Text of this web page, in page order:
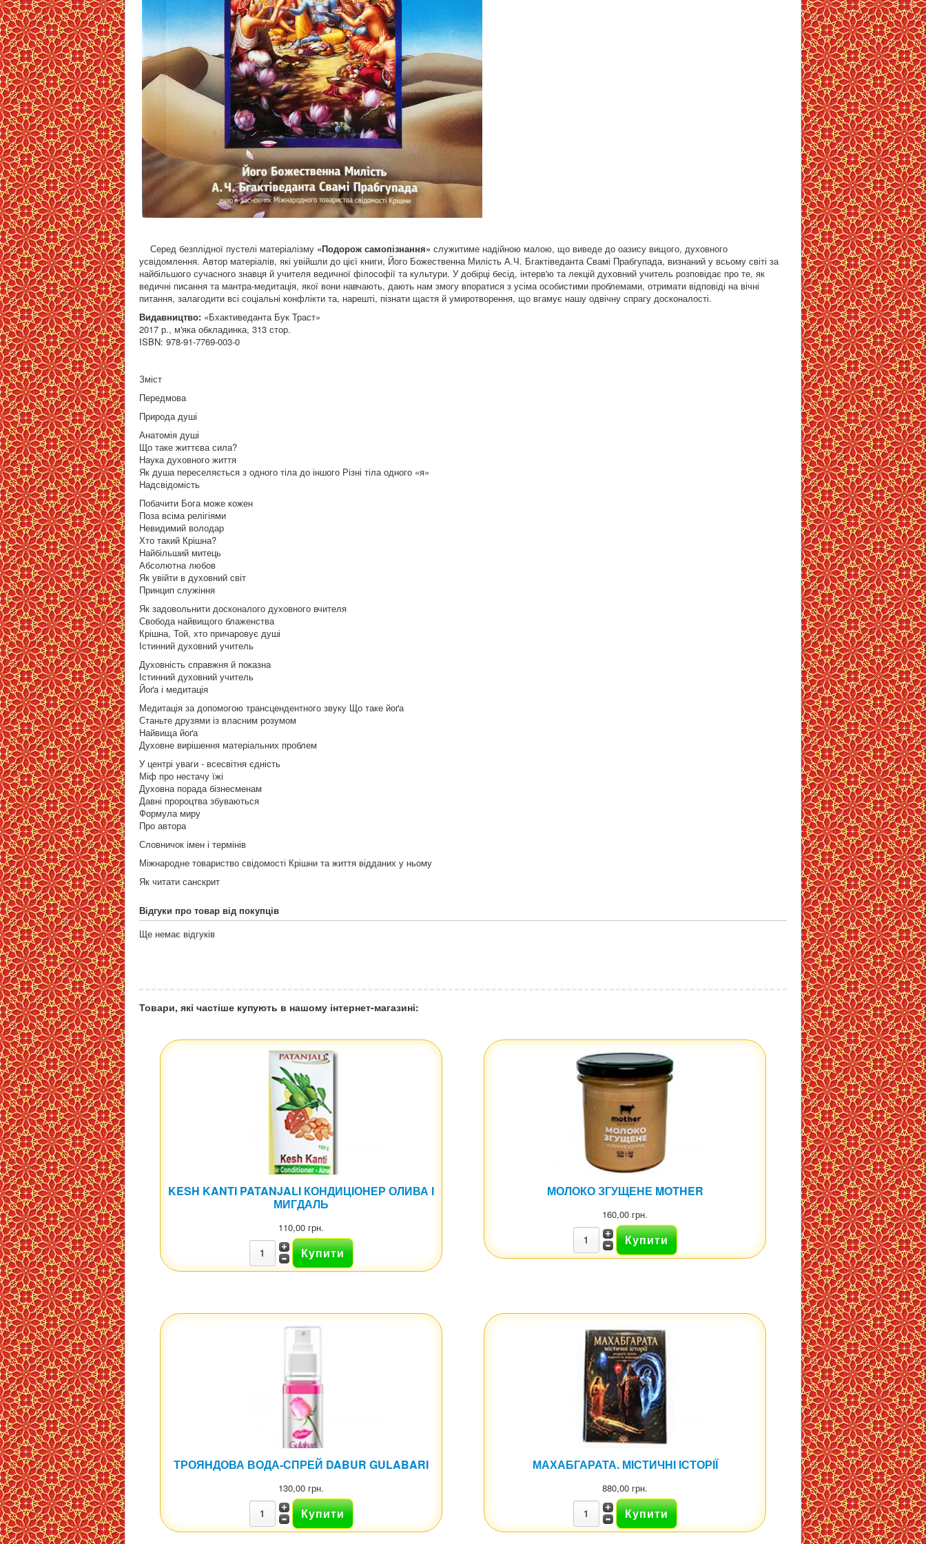
Серед безплідної пустелі матеріалізму «Подорож самопізнання» служитиме надійною малою, що виведе до оазису вищого, духовного
усвідомлення. Автор матеріалів, які увійшли до цієї книги, Його Божественна Милість А.Ч. Бгактіведанта Свамі Прабгупада, визнаний у всьому світі за
найбільшого сучасного знавця й учителя ведичної філософії та культури. У добірці бесід, інтерв'ю та лекцій духовний учитель розповідає про те, як
ведичні писання та мантра-медитація, якої вони навчають, дають нам змогу впоратися з усіма особистими проблемами, отримати відповіді на вічні
питання, залагодити всі соціальні конфлікти та, нарешті, пізнати щастя й умиротворення, що вгамує нашу одвічну спрагу досконалості.
Видавництво: «Бхактиведанта Бук Траст»
2017 р., м'яка обкладинка, 313 стор.
ISBN: 978-91-7769-003-0
Зміст
Передмова
Природа душі
Анатомія душі
Що таке життєва сила?
Наука духовного життя
Як душа переселяється з одного тіла до іншого Різні тіла одного «я»
Надсвідомість
Побачити Бога може кожен
Поза всіма релігіями
Невидимий володар
Хто такий Крішна?
Найбільший митець
Абсолютна любов
Як увійти в духовний світ
Принцип служіння
Як задовольнити досконалого духовного вчителя
Свобода найвищого блаженства
Крішна, Той, хто причаровує душі
Істинний духовний учитель
Духовність справжня й показна
Істинний духовний учитель
Йоґа і медитація
Медитація за допомогою трансцендентного звуку Що таке йоґа
Станьте друзями із власним розумом
Найвища йоґа
Духовне вирішення матеріальних проблем
У центрі уваги - всесвітня єдність
Міф про нестачу їжі
Духовна порада бізнесменам
Давні пророцтва збуваються
Формула миру
Про автора
Словничок імен і термінів
Міжнародне товариство свідомості Крішни та життя відданих у ньому
Як читати санскрит
Відгуки про товар від покупців
Ще немає відгуків
Товари, які частіше купують в нашому інтернет-магазині:
KESH KANTI PATANJALI КОНДИЦІОНЕР ОЛИВА І
МИГДАЛЬ
110,00 грн.
МОЛОКО ЗГУЩЕНЕ MOTHER
160,00 грн.
ТРОЯНДОВА ВОДА-СПРЕЙ DABUR GULABARI
130,00 грн.
МАХАБГАРАТА. МІСТИЧНІ ІСТОРІЇ
880,00 грн.